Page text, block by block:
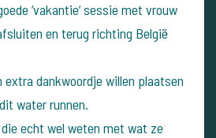
‘vakantie’ sessie met vrouw
en terug richting België
extra dankwoordje willen plaatsen
water runnen.
echt wel weten met wat ze